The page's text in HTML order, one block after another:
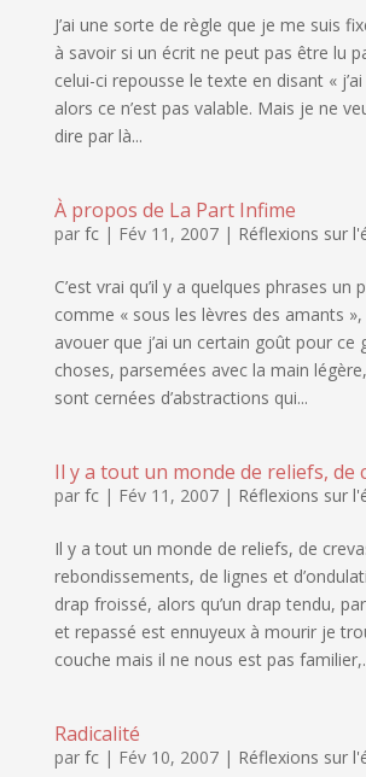
J’ai une sorte de règle que je me suis
à savoir si un écrit ne peut pas être lu
celui-ci repousse le texte en disant «
alors ce n’est pas valable. Mais je ne
dire par là...
À propos de La Part Infime
par fc| Fév 11, 2007| Réflexions sur
C’est vrai qu’il y a quelques phrases un
comme « sous les lèvres des amants
avouer que j’ai un certain goût pour ce
choses, parsemées avec la main
sont cernées d’abstractions qui...
Il y a tout un monde de reliefs, de
par fc| Fév 11, 2007| Réflexions sur
Il y a tout un monde de reliefs, de
rebondissements, de lignes et
drap froissé, alors qu’un drap tendu,
et repassé est ennuyeux à mourir je
couche mais il ne nous est pas
Radicalité
par fc| Fév 10, 2007| Réflexions sur